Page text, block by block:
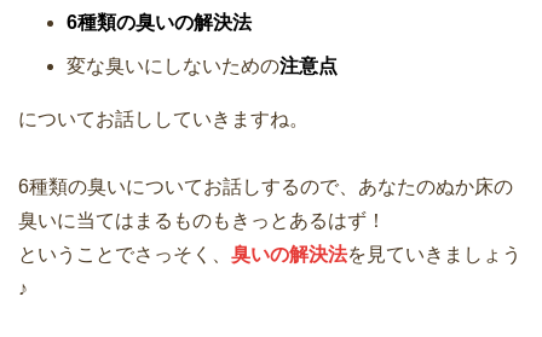
6種類の臭いの解決法
変な臭いにしないための注意点
についてお話ししていきますね。
6種類の臭いについてお話しするので、あなたのぬか床の
臭いに当てはまるものもきっとあるはず！
ということでさっそく、 臭いの解決法を見ていきましょう
♪